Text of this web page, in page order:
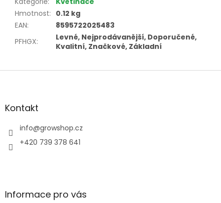
Hmotnost: 0.12 kg
EAN:
8595722025483
PFHGX:
Levné, Nejprodávanější, Doporučené,
Kvalitní, Značkové, Základní
Z
aKontakt
info@growshop.cz
+420 739 378 641
Informace pro vás